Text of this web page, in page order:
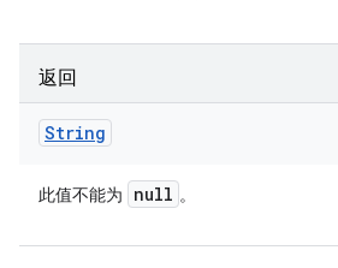
返回
String
此值不能为 null 。